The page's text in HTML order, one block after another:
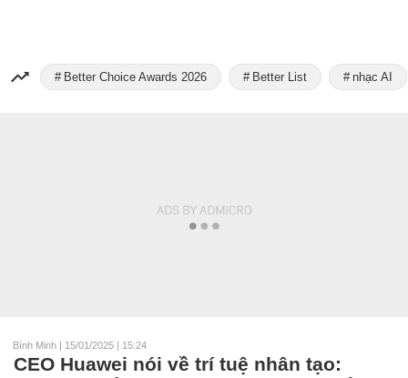
Better Choice Awards 2026 Better List nhạc AI
Bình Minh | 15/01/2025 | 15:24
CEO Huawei nói về trí tuệ nhân tạo: